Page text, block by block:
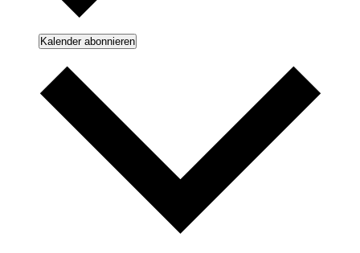
Kalender abonnieren